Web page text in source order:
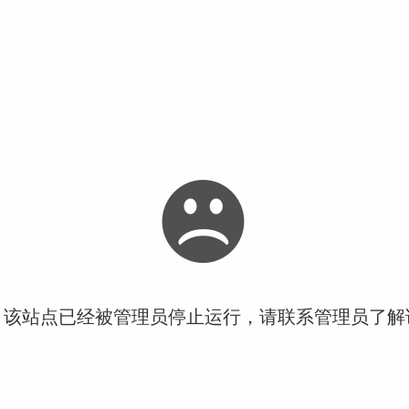
站点已经被管理员停止运行，请联系管理员了